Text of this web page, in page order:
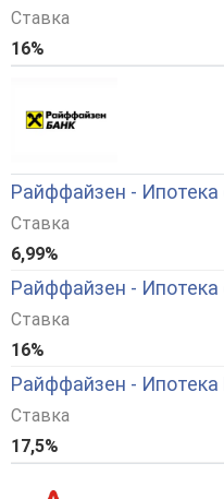
Ставка
16%
Райффайзен -
Ставка
6,99%
Райффайзен -
Ставка
16%
Райффайзен - Ипотека
Ставка
17,5%